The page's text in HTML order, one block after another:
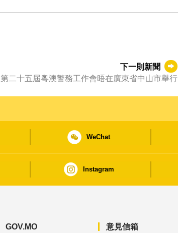
下一則新聞
第二十五屆粵澳警務工作會晤在廣東省中山市舉行
WeChat
Instagram
GOV.MO 意見信箱